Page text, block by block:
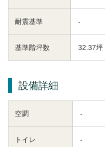
耐震基準 -
基準階坪数 32.37坪
設備詳細
空調 -
トイレ -